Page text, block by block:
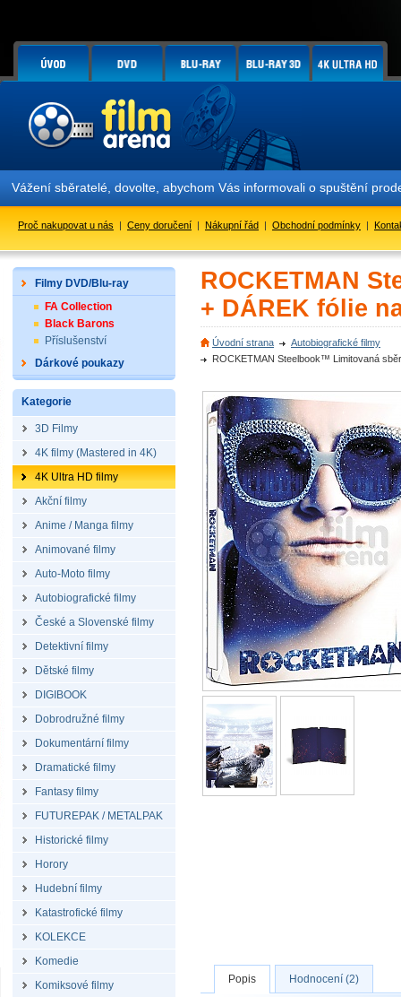
sběratelé, dovolte, abychom Vás informovali o spuštění prodeje
Proč nakupovat u nás | Ceny doručení | Nákupní řád | Obchodní podmínky |
Filmy DVD/Blu-ray
FA Collection
Black Barons
Příslušenství
Dárkové poukazy
Kategorie
3D Filmy
4K filmy (Mastered in 4K)
4K Ultra HD filmy
Akční filmy
Anime / Manga filmy
Animované filmy
Auto-Moto filmy
Autobiografické filmy
České a Slovenské filmy
Detektivní filmy
Dětské filmy
DIGIBOOK
Dobrodružné filmy
Dokumentární filmy
Dramatické filmy
Fantasy filmy
FUTUREPAK / METALPAK
Historické filmy
Horory
Hudební filmy
Katastrofické filmy
KOLEKCE
Komedie
Komiksové filmy
ROCKETMAN
+ DÁREK fólie
Úvodní strana
Autobiografické filmy
ROCKETMAN Steelbook™ Limitovaná
Popis Hodnocení (2)